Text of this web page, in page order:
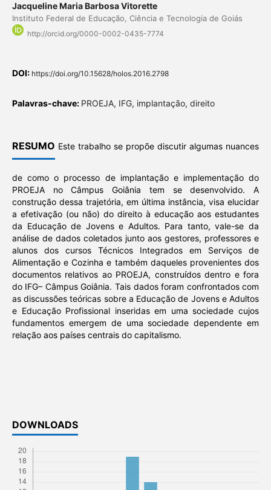
Jacqueline Maria Barbosa Vitorette
Instituto Federal de Educação, Ciência e Tecnologia de Goiás
http://orcid.org/0000-0002-0435-7774
DOI: https://doi.org/10.15628/holos.2016.2798
Palavras-chave: PROEJA, IFG, implantação, direito
RESUMO Este trabalho se propõe discutir algumas nuances
de como o processo de implantação e implementação do
PROEJA no Câmpus Goiânia tem se desenvolvido. A
construção dessa trajetória, em última instância, visa elucidar
a efetivação (ou não) do direito à educação aos estudantes
da Educação de Jovens e Adultos. Para tanto, vale-se da
análise de dados coletados junto aos gestores, professores e
alunos dos cursos Técnicos Integrados em Serviços de
Alimentação e Cozinha e também daqueles provenientes dos
documentos relativos ao PROEJA, construídos dentro e fora
do IFG– Câmpus Goiânia. Tais dados foram confrontados com
as discussões teóricas sobre a Educação de Jovens e Adultos
e Educação Profissional inseridas em uma sociedade cujos
fundamentos emergem de uma sociedade dependente em
relação aos países centrais do capitalismo.
DOWNLOADS